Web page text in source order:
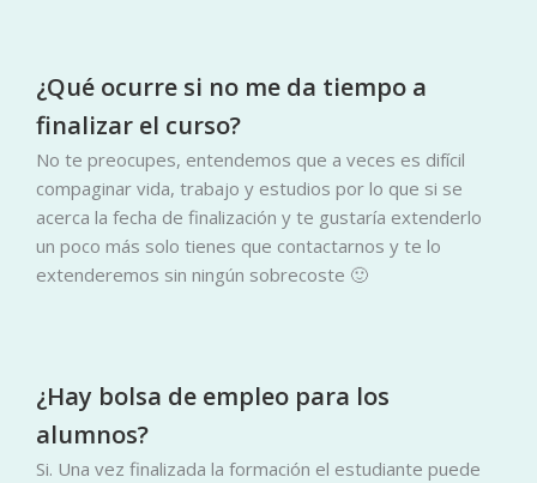
¿Qué ocurre si no me da tiempo a
finalizar el curso?
No te preocupes, entendemos que a veces es difícil
compaginar vida, trabajo y estudios por lo que si se
acerca la fecha de finalización y te gustaría extenderlo
un poco más solo tienes que contactarnos y te lo
extenderemos sin ningún sobrecoste 🙂
¿Hay bolsa de empleo para los
alumnos?
Si. Una vez finalizada la formación el estudiante puede